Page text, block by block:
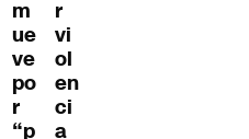
m
ue
ve
po
r
“p
r
vi
ol
en
ci
a